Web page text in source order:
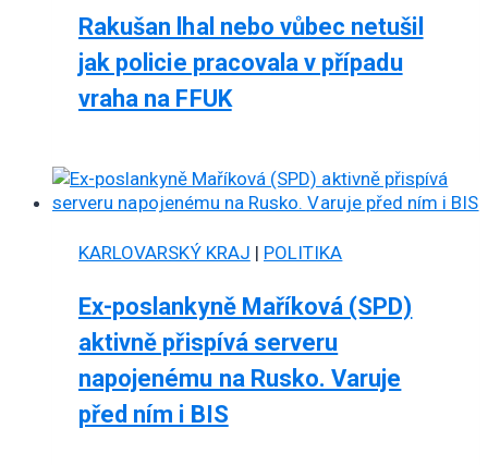
Rakušan lhal nebo vůbec netušil
jak policie pracovala v případu
vraha na FFUK
KARLOVARSKÝ KRAJ | POLITIKA
Ex-poslankyně Maříková (SPD)
aktivně přispívá serveru
napojenému na Rusko. Varuje
před ním i BIS